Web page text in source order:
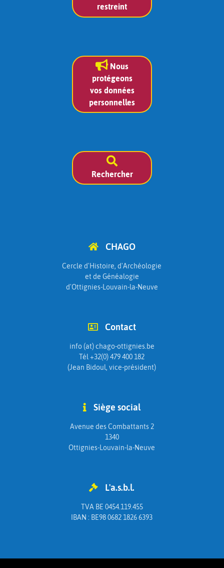
restreint
Nous
protégeons
vos données
personnelles
Rechercher
CHAGO
Cercle d'Histoire, d'Archéologie
et de Généalogie
d'Ottignies-Louvain-la-Neuve
Contact
info (at) chago-ottignies.be
Tél +32(0) 479 400 182
(Jean Bidoul, vice-président)
Siège social
Avenue des Combattants 2
1340
Ottignies-Louvain-la-Neuve
L'a.s.b.l.
TVA BE 0454.119.455
IBAN : BE98 0682 1826 6393